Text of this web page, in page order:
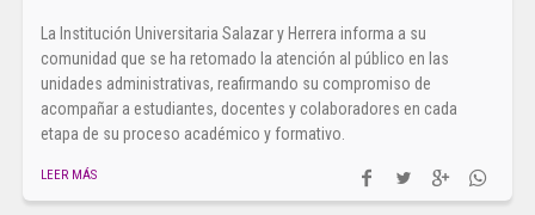
La Institución Universitaria Salazar y Herrera informa a su
comunidad que se ha retomado la atención al público en las
unidades administrativas, reafirmando su compromiso de
acompañar a estudiantes, docentes y colaboradores en cada
etapa de su proceso académico y formativo.
LEER MÁS